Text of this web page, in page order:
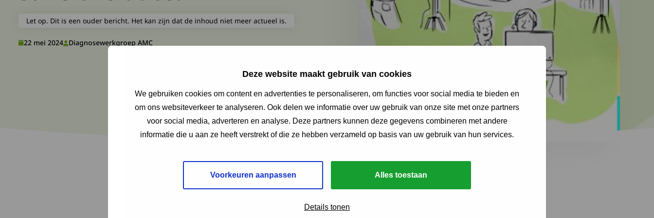
Deze website maakt gebruik van cookies
We gebruiken cookies om content en advertenties te personaliseren, om functies voor social media te bieden en
om ons websiteverkeer te analyseren. Ook delen we informatie over uw gebruik van onze site met onze partners
voor social media, adverteren en analyse. Deze partners kunnen deze gegevens combineren met andere
informatie die u aan ze heeft verstrekt of die ze hebben verzameld op basis van uw gebruik van hun services.
Voorkeuren aanpassen Alles toestaan
Details tonen
Let op. Dit is een ouder bericht. Het kan zijn dat de inhoud niet meer actueel is.
22 mei 2024 Diagnosewerkgroep AMC